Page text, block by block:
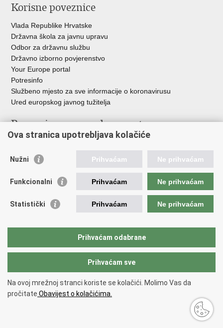
Korisne poveznice
Vlada Republike Hrvatske
Državna škola za javnu upravu
Odbor za državnu službu
Državno izborno povjerenstvo
Your Europe portal
Potresinfo
Službeno mjesto za sve informacije o koronavirusu
Ured europskog javnog tužitelja
Poveznice pravosudnog sustava
Državno odvjetništvo
Ured za suzbijanje korupcije i organiziranog kriminaliteta
Državnoodvjetničko vijeće
Hrvatska odvjetnička komora
Europski pravosudni portal
Copyright © 2026 Ministarstvo pravosuđa, uprave i digitalne
transformacije Republike Hrvatske.
pristupačnosti.
Ova stranica upotrebljava kolačiće
Nužni Prihvaćam Ne prihvaćam
Funkcionalni Prihvaćam Ne prihvaćam
Statistički Prihvaćam Ne prihvaćam
Prihvaćam odabrane
Prihvaćam sve
Na ovoj mrežnoj stranci koriste se kolačići. Molimo Vas da
pročitate Obavijest o kolačićima.